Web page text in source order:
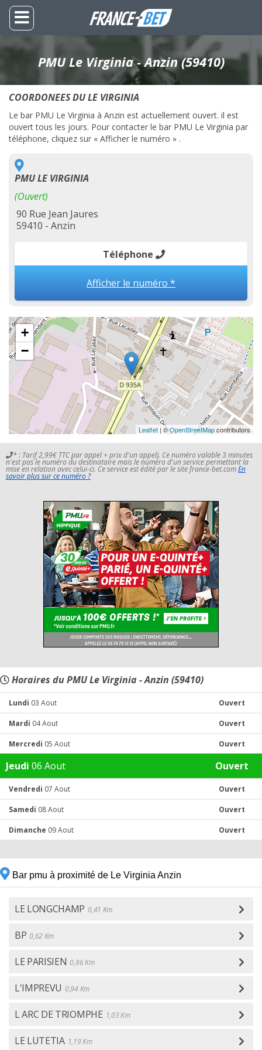
PMU Le Virginia - Anzin (59410)
COORDONEES DU LE VIRGINIA
Le bar PMU Le Virginia à Anzin est actuellement ouvert. il est
ouvert tous les jours. Pour contacter le bar PMU Le Virginia par
téléphone, cliquez sur « Afficher le numéro » .
PMU LE VIRGINIA
(Ouvert)
90 Rue Jean Jaures
59410 - Anzin
Téléphone
Afficher le numéro *
+
−
Leaflet | ©OpenStreetMapcontributors
* : Tarif 2,99€ TTC par appel + prix d'un appel). Ce numéro valable 3 minutes
n'est pas le numéro du destinataire mais le numéro d'un service permettant la
mise en relation avec celui-ci. Ce service est édité par le site france-bet.comEn
savoir plus sur ce numéro ?
Horaires du PMU Le Virginia - Anzin (59410)
Lundi 03 Aout Ouvert
Mardi 04 Aout Ouvert
Mercredi 05 Aout Ouvert
Jeudi 06 Aout Ouvert
Vendredi 07 Aout Ouvert
Samedi 08 Aout Ouvert
Dimanche 09 Aout Ouvert
Bar pmu à proximité de Le Virginia Anzin
LE LONGCHAMP 0,41 Km
BP 0,62 Km
LE PARISIEN 0,86 Km
L'IMPREVU 0,94 Km
L ARC DE TRIOMPHE 1,03 Km
LE LUTETIA 1,19 Km